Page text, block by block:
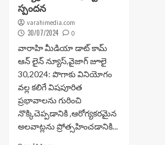
స్పందన
varahimedia.com
30/07/2024 0
వారాహి మీడియా డాట్ కామ్
ఆన్ లైన్ న్యూస్,వైజాగ్ జూలై
30,2024: పొగాకు వినియోగం
వల్ల కలిగే విషపూరిత
ప్రభావాలను గురించి
నొక్కిచెప్పడానికి ,ఆరోగ్యకరమైన
అలవాట్లను ప్రోత్సహించడానికి...